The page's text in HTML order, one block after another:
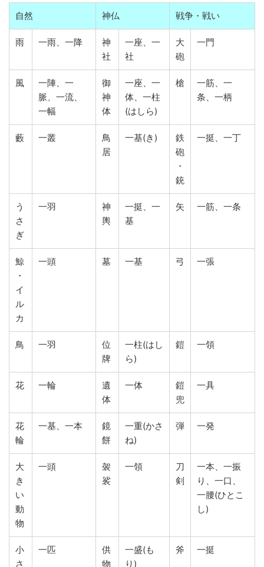
自然 神仏 戦争・戦い
雨 一雨、一降
神
社
一座、一
社
大
砲
一門
風
一陣、一
脈、一流、
一幅
御
神
体
一座、一
体、一柱
(はしら)
槍
一筋、一
条、一柄
藪 一叢
鳥
居
一基(き)
鉄
砲
・
銃
一挺、一丁
う
さ
ぎ
一羽
神
輿
一挺、一
基
矢 一筋、一条
鯨
・
イ
ル
カ
一頭 墓 一基 弓 一張
鳥 一羽
位
牌
一柱(はし
ら)
鎧 一領
花 一輪
遺
体
一体
鎧
兜
一具
花
輪
一基、一本
鏡
餅
一重(かさ
ね)
弾 一発
大
き
い
動
物
一頭
袈
裟
一領
刀
剣
一本、一振
り、一口、
一腰(ひとこ
し)
小
さ
一匹
供
物
一盛(も
り)
斧 一挺